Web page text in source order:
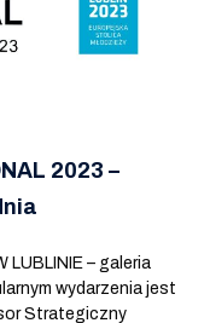
2023 –
LUBLINIE – galeria
wydarzenia jest
Strategiczny